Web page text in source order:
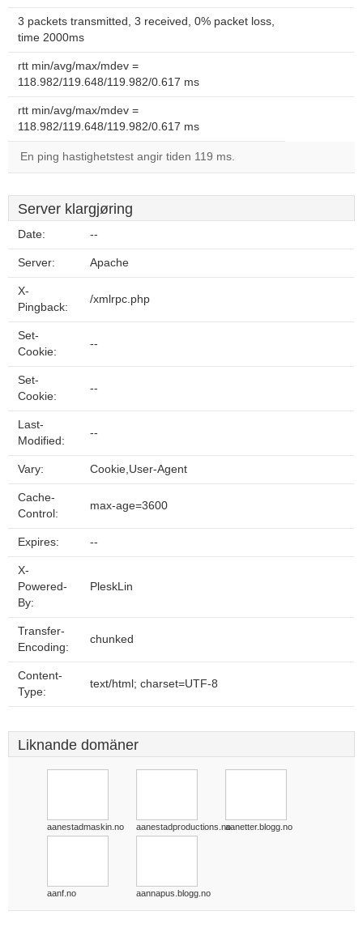
3 packets transmitted, 3 received, 0% packet loss,
time 2000ms
rtt min/avg/max/mdev =
118.982/119.648/119.982/0.617 ms
rtt min/avg/max/mdev =
118.982/119.648/119.982/0.617 ms
En ping hastighetstest angir tiden 119 ms.
Server klargjøring
Date: --
Server: Apache
X-
Pingback:
/xmlrpc.php
Set-
Cookie:
--
Set-
Cookie:
--
Last-
Modified:
--
Vary: Cookie,User-Agent
Cache-
Control:
max-age=3600
Expires: --
X-
Powered-
By:
PleskLin
Transfer-
Encoding:
chunked
Content-
Type:
text/html; charset=UTF-8
Liknande domäner
aanestadmaskin.no aanestadproductions.noaanetter.blogg.no
aanf.no aannapus.blogg.no